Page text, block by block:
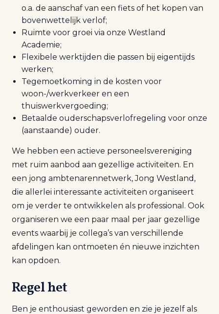
o.a. de aanschaf van een fiets of het kopen van
bovenwettelijk verlof;
Ruimte voor groei via onze Westland
Academie;
Flexibele werktijden die passen bij eigentijds
werken;
Tegemoetkoming in de kosten voor
woon-/werkverkeer en een
thuiswerkvergoeding;
Betaalde ouderschapsverlofregeling voor onze
(aanstaande) ouder.
We hebben een actieve personeelsvereniging
met ruim aanbod aan gezellige activiteiten. En
een jong ambtenarennetwerk, Jong Westland,
die allerlei interessante activiteiten organiseert
om je verder te ontwikkelen als professional. Ook
organiseren we een paar maal per jaar gezellige
events waarbij je collega’s van verschillende
afdelingen kan ontmoeten én nieuwe inzichten
kan opdoen.
Regel het
Ben je enthousiast geworden en zie je jezelf a ls